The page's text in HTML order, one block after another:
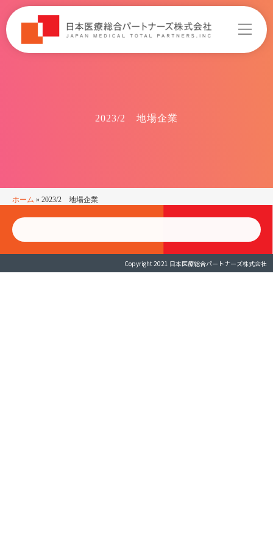
2023/2 地場企業
ホーム » 2023/2 地場企業
Copyright 2021 日本医療総合パートナーズ株式会社